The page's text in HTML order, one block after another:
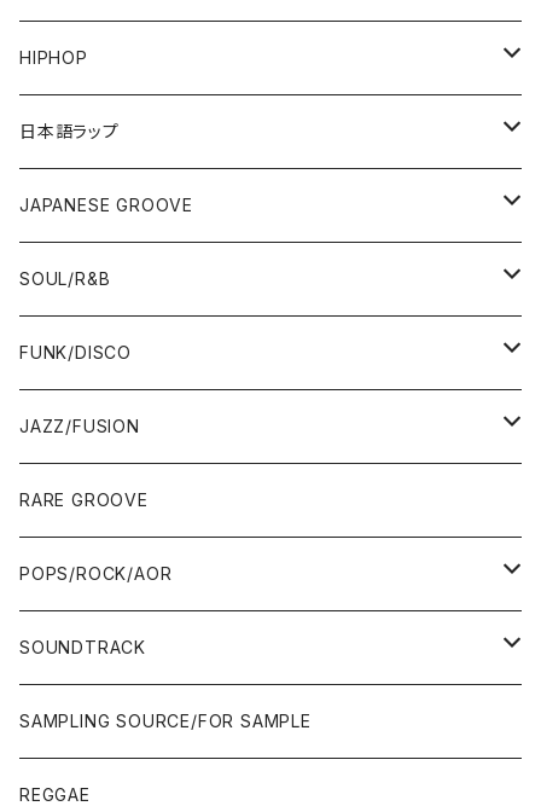
HIPHOP
12"/7"
80'S OLD SCHOOL
EARLY 90'S MIDDLE〜NEW SCHOOL
WEST COAST/SOUTH
JAPAN ONLY RELEASE/REMIX
LP
80'S OLD SCHOOL
EARLY 90'S MIDDLE〜NEW SCHOOL
WEST COAST/SOUTH
JAPAN ONLY RELEASE/REMIX
日本語ラップ
12"/7"
80'S OLD SCHOOL〜EARLY 90'S
MID〜LATE 90'S
LP
80'S OLD SCHOOL〜EARLY 90'S
MID〜LATE 90'S
CD/TAPE
CD-R/DEMO/SAMPLE
CD ALBUM
JAPANESE GROOVE
LP
60'S/70'S
80'S
7"/12"
60'S/70'S
80'S
SOUL/R&B
LP
60'S/70'S
80'S
12"/7"
60'S/70'S
80'S
FUNK/DISCO
LP
70'S
80'S
12"/7"
70'S
80'S
JAZZ/FUSION
JAZZ
FUSION
RARE GROOVE
POPS/ROCK/AOR
POPS/S.S.W.
ROCK/AOR
SOUNDTRACK
LP
JAPANESE
7"/12"
SAMPLING SOURCE/FOR SAMPLE
REGGAE